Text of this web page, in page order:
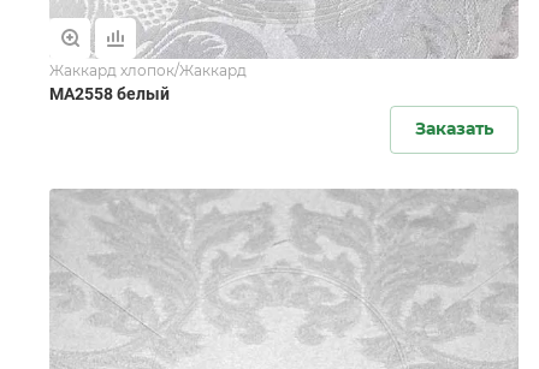
Жаккард хлопок/Жаккард
MA2558 белый
Заказать